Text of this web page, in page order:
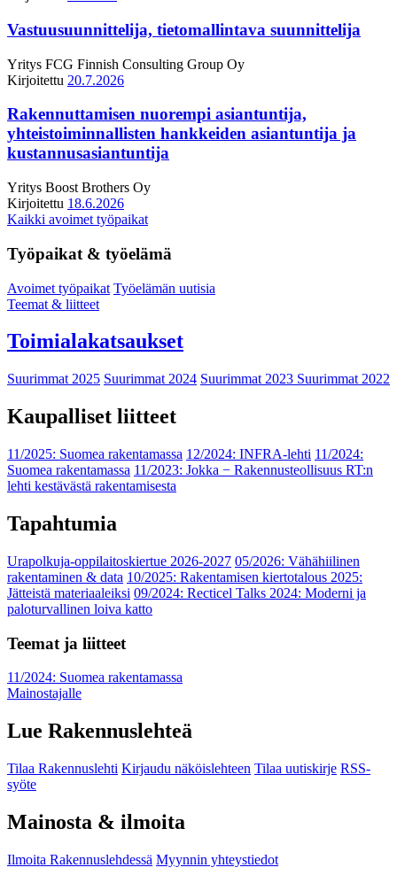
Vastuusuunnittelija, tietomallintava suunnittelija
Yritys FCG Finnish Consulting Group Oy
Kirjoitettu 20.7.2026
Rakennuttamisen nuorempi asiantuntija,
yhteistoiminnallisten hankkeiden asiantuntija ja
kustannusasiantuntija
Yritys Boost Brothers Oy
Kirjoitettu 18.6.2026
Kaikki avoimet työpaikat
Työpaikat & työelämä
Avoimet työpaikat Työelämän uutisia
Teemat & liitteet
Toimialakatsaukset
Suurimmat 2025 Suurimmat 2024 Suurimmat 2023 Suurimmat 2022
Kaupalliset liitteet
11/2025: Suomea rakentamassa 12/2024: INFRA-lehti 11/2024:
Suomea rakentamassa 11/2023: Jokka − Rakennusteollisuus RT:n
lehti kestävästä rakentamisesta
Tapahtumia
Urapolkuja-oppilaitoskiertue 2026-2027 05/2026: Vähähiilinen
rakentaminen & data 10/2025: Rakentamisen kiertotalous 2025:
Jätteistä materiaaleiksi 09/2024: Recticel Talks 2024: Moderni ja
paloturvallinen loiva katto
Teemat ja liitteet
11/2024: Suomea rakentamassa
Mainostajalle
Lue Rakennuslehteä
Tilaa Rakennuslehti Kirjaudu näköislehteen Tilaa uutiskirje RSS-
syöte
Mainosta & ilmoita
Ilmoita Rakennuslehdessä Myynnin yhteystiedot